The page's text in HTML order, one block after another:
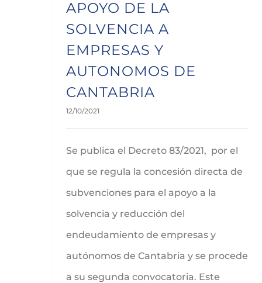
APOYO DE LA
SOLVENCIA A
EMPRESAS Y
AUTONOMOS DE
CANTABRIA
12/10/2021
Se publica el Decreto 83/2021, por el
que se regula la concesión directa de
subvenciones para el apoyo a la
solvencia y reducción del
endeudamiento de empresas y
autónomos de Cantabria y se procede
a su segunda convocatoria. Este